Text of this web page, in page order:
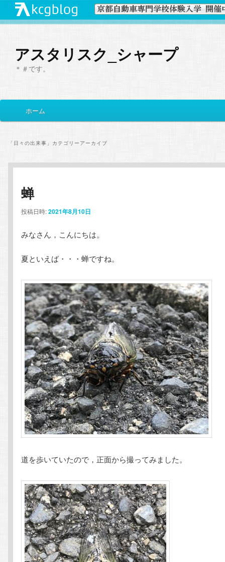
アスタリスク_シャープ
＊＃です。
イ
メ
ン
コ
ン
テ
ン
ツ
へ
移
動
サ
コ
ン
テ
ン
ツ
へ
移
動
ホーム
「 日々の出来事 」カテゴリーアーカイブ
蝉
投稿日時:2021年8月10日
みなさん，こんにちは。
夏といえば・・・蝉ですね。
道を歩いていたので，正面から撮ってみました。